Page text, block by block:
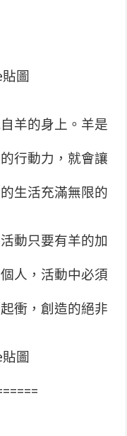
圖
羊的身上。羊是
行動力，就會讓
生活充滿無限的
動只要有羊的加
人，活動中必須
衝，創造的絕非
圖